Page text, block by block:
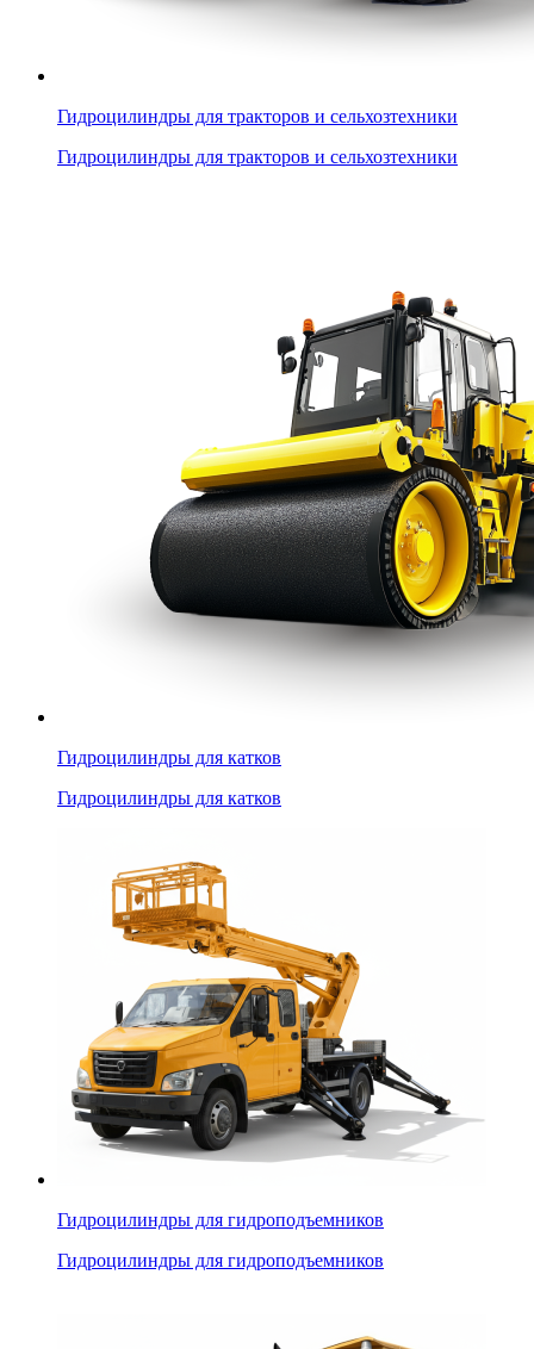
Гидроцилиндры для тракторов и сельхозтехники
Гидроцилиндры для тракторов и сельхозтехники
Гидроцилиндры для катков
Гидроцилиндры для катков
Гидроцилиндры для гидроподъемников
Гидроцилиндры для гидроподъемников